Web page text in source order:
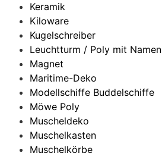
Keramik
Kiloware
Kugelschreiber
Leuchtturm / Poly mit Namen
Magnet
Maritime-Deko
Modellschiffe Buddelschiffe
Möwe Poly
Muscheldeko
Muschelkasten
Muschelkörbe